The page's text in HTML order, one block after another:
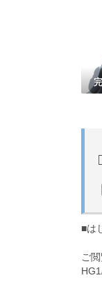
■は
ご